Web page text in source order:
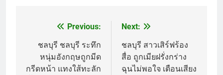
navigation
Previous:
ชลบุรี ชลบุรี ระทึก
หนุ่มอังกฤษถูกมีด
กรีดหน้า แทงใส้ทะลัก
Next:
ชลบุรี สาวเสิร์ฟร้อง
สื่อ ถูกเมียฝรั่งกร่าง
ฉุนไม่พอใจ เตือนเสียง